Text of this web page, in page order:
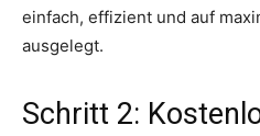
einfach, effizient und auf
ausgelegt.
Schritt 2: